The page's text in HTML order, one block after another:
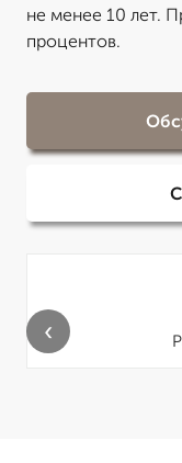
не менее 10 лет.
процентов.
‹